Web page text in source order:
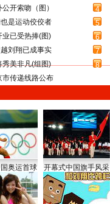
开索吻（图）
4
是运动佼佼者
5
业已受热捧(图)
6
刘翔已成事实
7
秀美非凡(组图)
8
市传递线路公布
奥运首球 开幕式中国旗手风采